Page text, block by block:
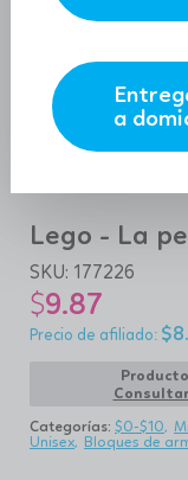
a
Lego - La
SKU: 177226
$9.87
$
Categorías: $0-$10
Unisex Bloques de